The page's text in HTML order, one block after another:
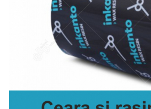
Plicuri de carton
Plicuri cu bule
Plicuri ecommerce
Pungi si sacose
Pungi hartie